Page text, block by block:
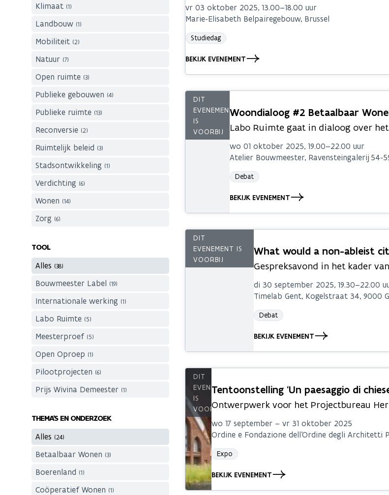
Klimaat (1)
Landbouw (1)
Mobiliteit (2)
Natuur (7)
Open ruimte (3)
Publieke gebouwen (4)
Publieke ruimte (13)
Reconversie (2)
Ruimtelijk beleid (3)
Stadsontwikkeling (1)
Verdichting (6)
Wonen (14)
Zorg (6)
TOOL
Alles (38)
Bouwmeester Label (19)
Internationale werking (1)
Labo Ruimte (5)
Meesterproef (5)
Open Oproep (1)
Pilootprojecten (6)
Prijs Wivina Demeester (1)
THEMA'S EN ONDERZOEK
Alles (24)
Betaalbaar Wonen (3)
Boerenland (1)
Coöperatief Wonen (1)
vr 03 oktober 2025, 13.00–18.00 uur
Marie-Elisabeth Belpairegebouw, Brussel
Studiedag
BEKIJK EVENEMENT
Woondialoog #2 Betaalbaar
Labo Ruimte gaat in dialoog over
wo 01 oktober 2025, 19.00–22.00 uur
Atelier Bouwmeester, Ravensteingalerij 54-
Debat
BEKIJK EVENEMENT
What would a non-ableist
Gespreksavond in het kader
di 30 september 2025, 19.30–22.00
Timelab Gent, Kogelstraat 34, 9000
Debat
BEKIJK EVENEMENT
Tentoonstelling ‘Un paesaggio di
Ontwerpwerk voor het Projectbureau
wo 17 september – vr 31 oktober 2025
Ordine e Fondazione dell’Ordine degli Architetti
Expo
BEKIJK EVENEMENT